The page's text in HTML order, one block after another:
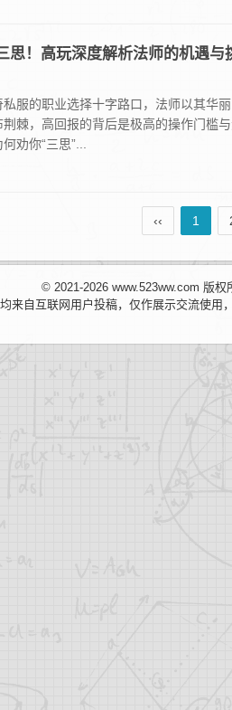
思！高玩深度解析法师的机遇与
私服的职业选择十字路口，法师以其华
荆棘，高回报的背后是极高的操作门槛
劝你“三思”...
‹‹ 1
© 2021-2026 www.523ww.com 版
来自互联网用户投稿，仅作展示交流使